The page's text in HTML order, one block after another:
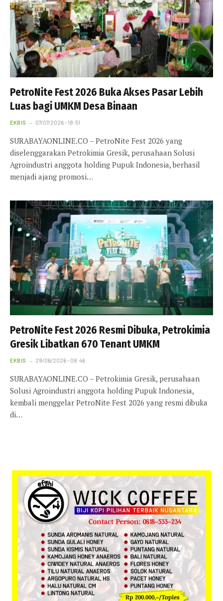
PetroNite Fest 2026 Buka Akses Pasar Lebih
Luas bagi UMKM Desa Binaan
EKBIS 07/07/2026 - 18:51
SURABAYAONLINE.CO – PetroNite Fest 2026 yang
diselenggarakan Petrokimia Gresik, perusahaan Solusi
Agroindustri anggota holding Pupuk Indonesia, berhasil
menjadi ajang promosi…
PetroNite Fest 2026 Resmi Dibuka, Petrokimia
Gresik Libatkan 670 Tenant UMKM
EKBIS 29/06/2026 - 08:46
SURABAYAONLINE.CO – Petrokimia Gresik, perusahaan
Solusi Agroindustri anggota holding Pupuk Indonesia,
kembali menggelar PetroNite Fest 2026 yang resmi dibuka
di…